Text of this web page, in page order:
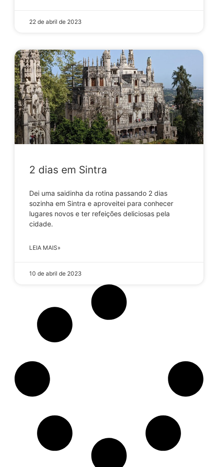
22 de abril de 2023
2 dias em Sintra
Dei uma saidinha da rotina passando 2 dias
sozinha em Sintra e aproveitei para conhecer
lugares novos e ter refeições deliciosas pela
cidade.
LEIA MAIS»
10 de abril de 2023